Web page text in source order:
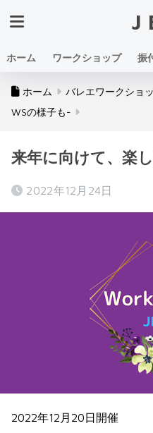
ホーム ワークショップ 振
ホーム バレエワークショ
WSの様子も-
来年に向けて、楽
2022年12月24日
2022年12月20日開催